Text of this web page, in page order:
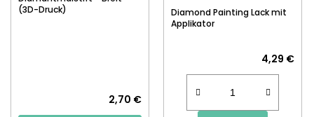
(3D-Druck)
2,70 €
Diamond Painting Lack mit
Applikator
4,29 €